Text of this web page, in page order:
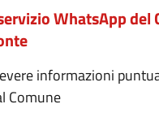
WhatsApp del
informazioni
Comune